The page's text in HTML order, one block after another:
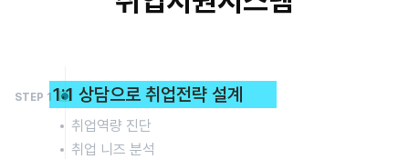
STEP 1 1:1 상담으로 취업전략 설계
취업역량 진단
취업 니즈 분석